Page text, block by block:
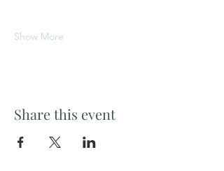
Show More
Share this event